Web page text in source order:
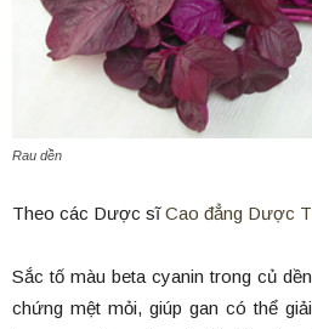
Rau dền
Theo các Dược sĩCao đẳng Dược
Sắc tố màu beta cyanin trong củ
chứng mệt mỏi, giúp gan có thể